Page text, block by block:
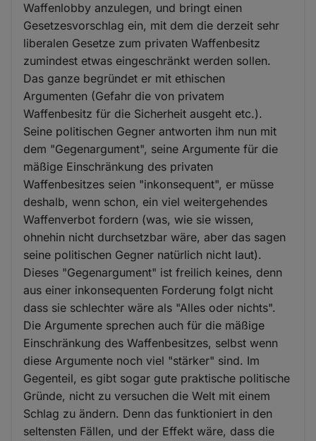
Waffenlobby anzulegen, und bringt einen
Gesetzesvorschlag ein, mit dem die derzeit sehr
liberalen Gesetze zum privaten Waffenbesitz
zumindest etwas eingeschränkt werden sollen.
Das ganze begründet er mit ethischen
Argumenten (Gefahr die von privatem
Waffenbesitz für die Sicherheit ausgeht etc.).
Seine politischen Gegner antworten ihm nun mit
dem "Gegenargument", seine Argumente für die
mäßige Einschränkung des privaten
Waffenbesitzes seien "inkonsequent", er müsse
deshalb, wenn schon, ein viel weitergehendes
Waffenverbot fordern (was, wie sie wissen,
ohnehin nicht durchsetzbar wäre, aber das sagen
seine politischen Gegner natürlich nicht laut).
Dieses "Gegenargument" ist freilich keines, denn
aus einer inkonsequenten Forderung folgt nicht
dass sie schlechter wäre als "Alles oder nichts".
Die Argumente sprechen auch für die mäßige
Einschränkung des Waffenbesitzes, selbst wenn
diese Argumente noch viel "stärker" sind. Im
Gegenteil, es gibt sogar gute praktische politische
Gründe, nicht zu versuchen die Welt mit einem
Schlag zu ändern. Denn das funktioniert in den
seltensten Fällen, und der Effekt wäre, dass die